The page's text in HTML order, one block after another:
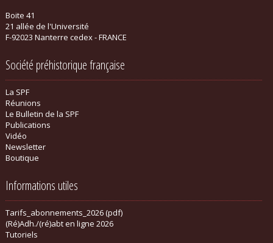
Boite 41
21 allée de l'Université
F-92023 Nanterre cedex - FRANCE
Société préhistorique française
La SPF
Réunions
Le Bulletin de la SPF
Publications
Vidéo
Newsletter
Boutique
Informations utiles
Tarifs_abonnements_2026 (pdf)
(Ré)Adh./(ré)abt en ligne 2026
Tutoriels